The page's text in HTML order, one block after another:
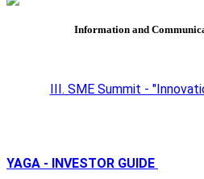
Information and
III. SME Summit -
YAGA - INVESTOR GUIDE